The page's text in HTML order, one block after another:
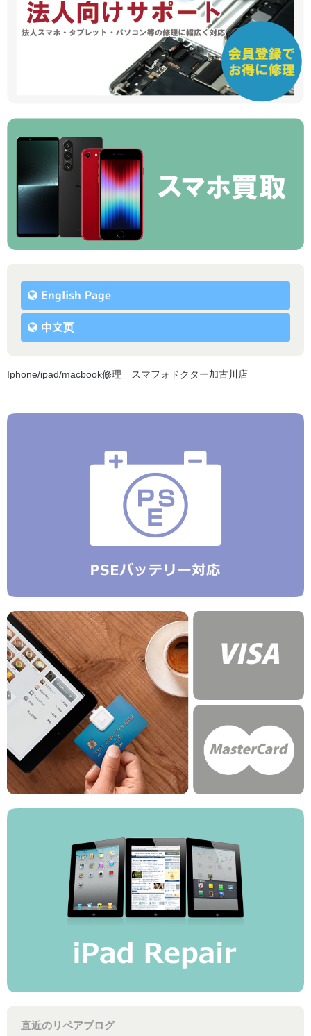
English Page
中文页
Iphone/ipad/macbook修理 スマフォドクター加古川店
直近のリペアブログ